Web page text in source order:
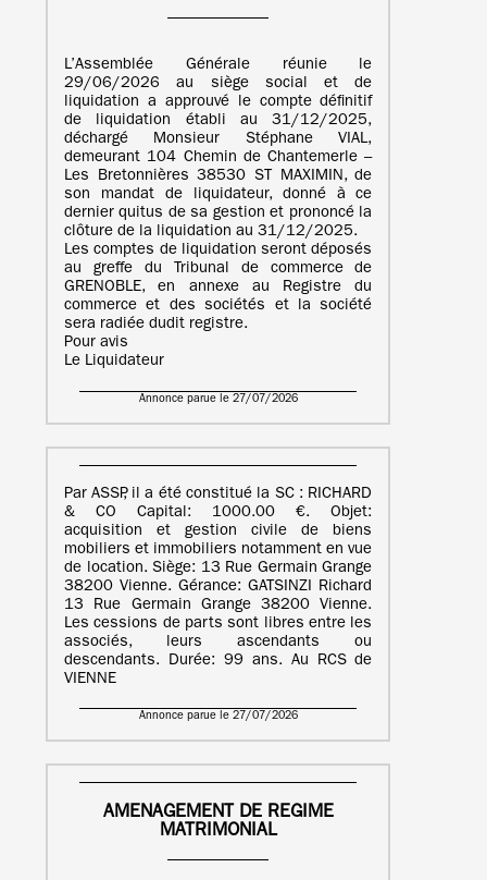
L’Assemblée Générale réunie le
29/06/2026 au siège social et de
liquidation a approuvé le compte définitif
de liquidation établi au 31/12/2025,
déchargé Monsieur Stéphane VIAL,
demeurant 104 Chemin de Chantemerle –
Les Bretonnières 38530 ST MAXIMIN, de
son mandat de liquidateur, donné à ce
dernier quitus de sa gestion et prononcé la
clôture de la liquidation au 31/12/2025.
Les comptes de liquidation seront déposés
au greffe du Tribunal de commerce de
GRENOBLE, en annexe au Registre du
commerce et des sociétés et la société
sera radiée dudit registre.
Pour avis
Le Liquidateur
Annonce parue le 27/07/2026
Par ASSP, il a été constitué la SC : RICHARD
& CO Capital: 1000.00 €. Objet:
acquisition et gestion civile de biens
mobiliers et immobiliers notamment en vue
de location. Siège: 13 Rue Germain Grange
38200 Vienne. Gérance: GATSINZI Richard
13 Rue Germain Grange 38200 Vienne.
Les cessions de parts sont libres entre les
associés, leurs ascendants ou
descendants. Durée: 99 ans. Au RCS de
VIENNE
Annonce parue le 27/07/2026
AMENAGEMENT DE REGIME
MATRIMONIAL